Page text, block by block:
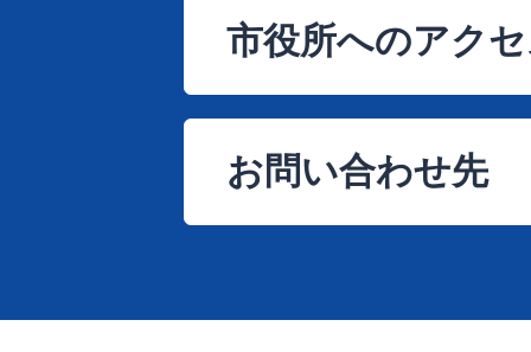
市役所へのアク
お問い合わせ先